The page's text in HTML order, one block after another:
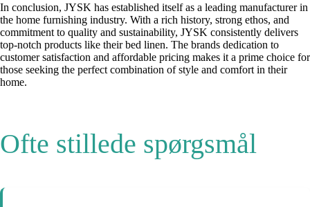
In conclusion, JYSK has established itself as a leading manufacturer in
the home furnishing industry. With a rich history, strong ethos, and
commitment to quality and sustainability, JYSK consistently delivers
top-notch products like their bed linen. The brands dedication to
customer satisfaction and affordable pricing makes it a prime choice for
those seeking the perfect combination of style and comfort in their
home.
Ofte stillede spørgsmål